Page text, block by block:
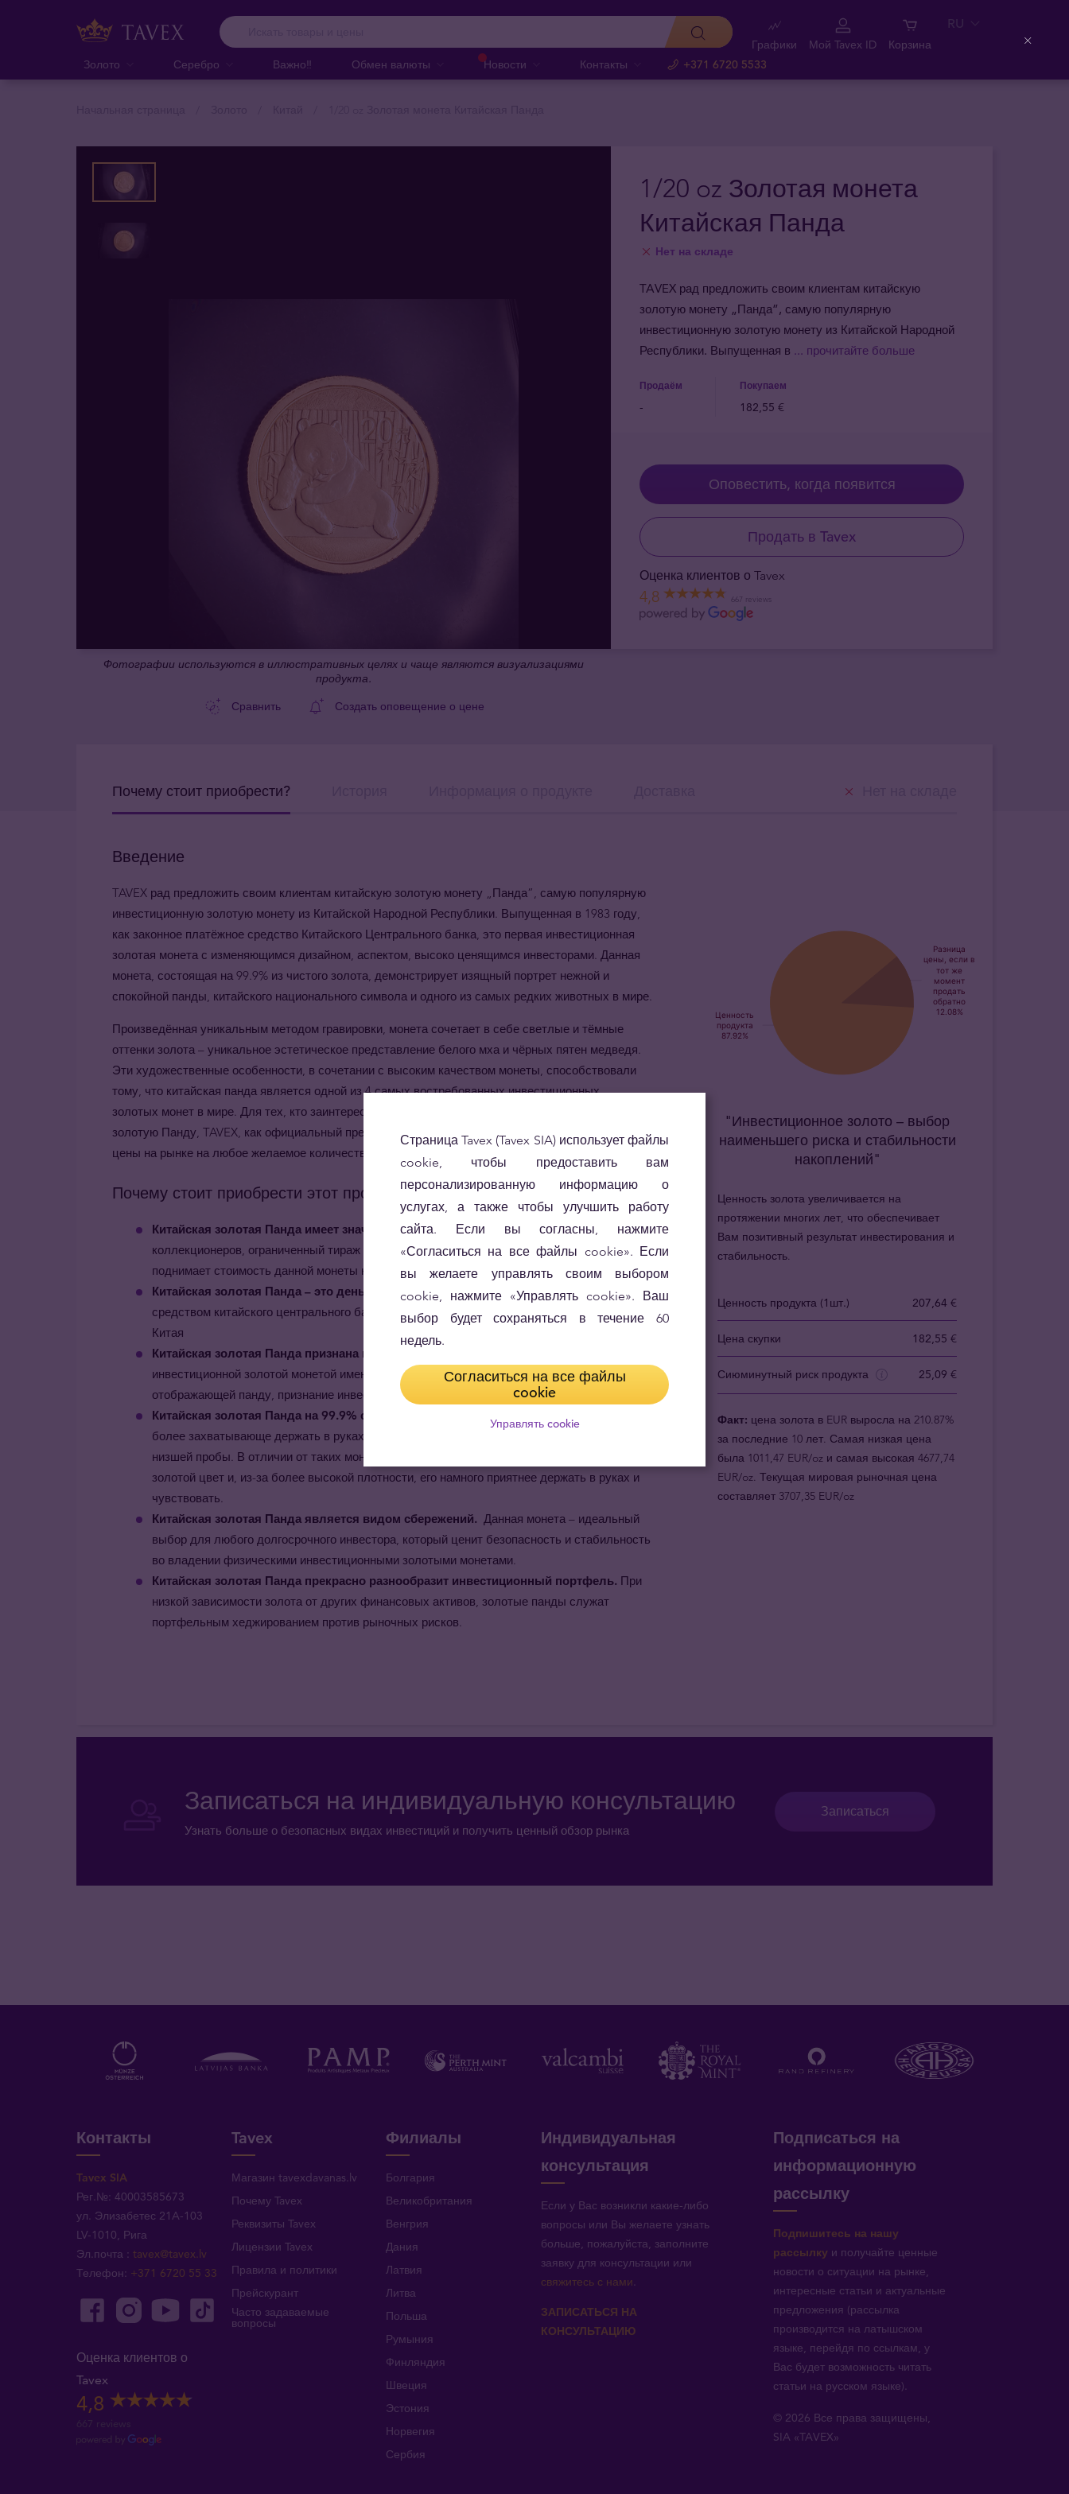
Золото Серебро Важно‼️ Обмен валюты Новости Контакты +371 6720 5533
Графики Мой Tavex ID Корзина
RU
1/20 oz Золотая монета
Китайская Панда
Нет на складе
TAVEX рад предложить своим клиентам китайскую
золотую монету „Панда”, самую популярную
инвестиционную золотую монету из Китайской Народной
Республики. Выпущенная в ... прочитайте больше
Продаём Покупаем
- 182,55 €
Оповестить, когда появится
Продать в Tavex
Оценка клиентов о Tavex
4,8 667 reviews
Фотографии используются в иллюстративных целях и чаще являются визуализациями
продукта.
Сравнить
Создать оповещение о цене
Почему стоит приобрести?
Введение
TAVEX рад предложить своим клиентам китайскую золотую монету „Панда”, самую популярную
инвестиционную золотую монету из Китайской Народной Республики. Выпущенная в 1983 году,
как законное платёжное средство Китайского Центрального банка, это первая инвестиционная
золотая монета с изменяющимся дизайном, аспектом, высоко ценящимся инвесторами. Данная
монета, состоящая на 99.9% из чистого золота, демонстрирует изящный портрет нежной и
спокойной панды, китайского национального символа и одного из самых редких животных в мире.
Произведённая уникальным методом гравировки, монета сочетает в себе светлые и тёмные
оттенки золота – уникальное эстетическое представление белого мха и чёрных пятен медведя.
Эти художественные особенности, в сочетании с высоким качеством монеты, способствовали
тому, что китайская панда является одной из 4 самых востребованных инвестиционных
золотых монет в мире. Для тех, кто заинтересован инвестировать в китайскую
золотую Панду, TAVEX, как официальный представитель в Европе, может предложить лучшие
цены на рынке на любое желаемое количество этих значимых инвестиционных золотых монет.
Почему стоит приобрести этот продукт
Китайская золотая Панда имеет значительный потенциал роста.
Востребованность у
коллекционеров, ограниченный тираж и меняющийся дизайн – всё это значительно
поднимает стоимость данной монеты на вторичном рынке.
Китайская золотая Панда – это деньги.
Данная монета является законным платёжным
средством китайского центрального банка и освобождена от НДС на материковой части
Китая
Китайская золотая Панда признана во всём мире.
инвестиционной золотой монетой имеющей статус законного платёжного средства и
отображающей панду, признание инвесторов во всём мире ей обеспечено.
Китайская золотая Панда на 99.9% состоит из чистого золота.
Во многих отношениях
более захватывающе держать в руках Панду из чистого золота, чем монету из золота
низшей пробы. В отличии от таких монет, чистое 24 каратное золото имеет блестящий
золотой цвет и, из-за более высокой плотности, его намного приятнее держать в руках и
чувствовать.
Китайская золотая Панда является видом сбережений. Данная монета – идеальный
выбор для любого долгосрочного инвестора, который ценит безопасность и стабильность
во владении физическими инвестиционными золотыми монетами.
Китайская золотая Панда прекрасно разнообразит инвестиционный портфель. При
низкой зависимости золота от других финансовых активов, золотые панды служат
портфельным хеджированием против рыночных рисков.
"Инвестиционное золото – выбор
наименьшего риска и стабильности
накоплений"
Ценность золота увеличивается на
протяжении многих лет, что обеспечивает
Вам позитивный результат инвестирования и
стабильность.
Ценность продукта (1шт.) 207,64 €
Цена скупки 182,55 €
Сиюминутный риск продукта 25,09 €
Факт: цена золота в EUR выросла на 210.87%
за последние 10 лет. Самая низкая цена
была 1011,47 EUR/oz и самая высокая 4677,74
EUR/oz. Текущая мировая рыночная цена
составляет 3707,35 EUR/oz
Записаться на индивидуальную консультацию
Узнать больше о безопасных видах инвестиций и получить ценный обзор рынка
Записаться
Контакты
Tavex SIA
Рег.№: 40003585673
ул. Элизабетес 21A-103
LV-1010, Рига
Эл.почта :tavex@tavex.lv
Телефон: +371 6720 55 33
Оценка клиентов о
Tavex
4,8
667 reviews
Tavex
Магазин tavexdavanas.lv
Почему Tavex
Реквизиты Tavex
Лицензии Tavex
Правила и политики
Прейскурант
Часто задаваемые
вопросы
Филиалы
Болгария
Великобритания
Венгрия
Дания
Латвия
Литва
Польша
Румыния
Финляндия
Швеция
Эстония
Норвегия
Сербия
Индивидуальная
консультация
Если у Вас возникли какие-либо
вопросы или Вы желаете узнать
больше, пожалуйста, заполните
заявку для консультации или
свяжитесь с нами.
ЗАПИСАТЬСЯ НА
КОНСУЛЬТАЦИЮ
Подписаться на
информационную
рассылку
Подпишитесь на нашу
рассылку и получайте ценные
новости о ситуации на рынке,
интересные статьи и актуальные
предложения (рассылка
производится на латышском
языке, перейдя по ссылкам, у
Вас будет возможность читать
статьи на русском языке).
© 2026 Все права защищены,
SIA «TAVEX»
Страница Tavex (Tavex SIA) использует файлы
cookie, чтобы предоставить вам
персонализированную информацию о
услугах, а также чтобы улучшить работу
сайта. Если вы согласны, нажмите
«Согласиться на все файлы cookie». Если
вы желаете управлять своим выбором
cookie, нажмите «Управлять cookie». Ваш
выбор будет сохраняться в течение 60
недель.
Согласиться на все файлы
cookie
Управлять cookie
Close